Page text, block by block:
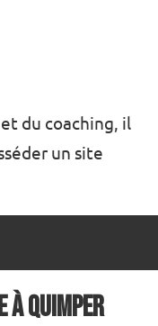
du coaching, il
un site
Quimper